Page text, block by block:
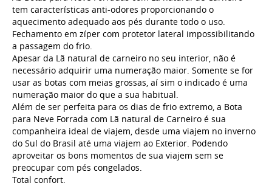
tem características anti-odores proporcionando o
aquecimento adequado aos pés durante todo o uso.
Fechamento em zíper com protetor lateral impossibilitando
a passagem do frio.
Apesar da Lã natural de carneiro no seu interior, não é
necessário adquirir uma numeração maior. Somente se for
usar as botas com meias grossas, aí sim o indicado é uma
numeração maior do que a sua habitual.
Além de ser perfeita para os dias de frio extremo, a Bota
para Neve Forrada com Lã natural de Carneiro é sua
companheira ideal de viajem, desde uma viajem no inverno
do Sul do Brasil até uma viajem ao Exterior. Podendo
aproveitar os bons momentos de sua viajem sem se
preocupar com pés congelados.
Total confort.